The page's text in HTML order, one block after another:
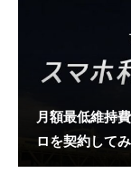
月額最低維持
ロを契約して